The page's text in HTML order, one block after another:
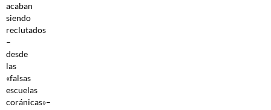
acaban
siendo
reclutados
–
desde
las
«falsas
escuelas
coránicas»–